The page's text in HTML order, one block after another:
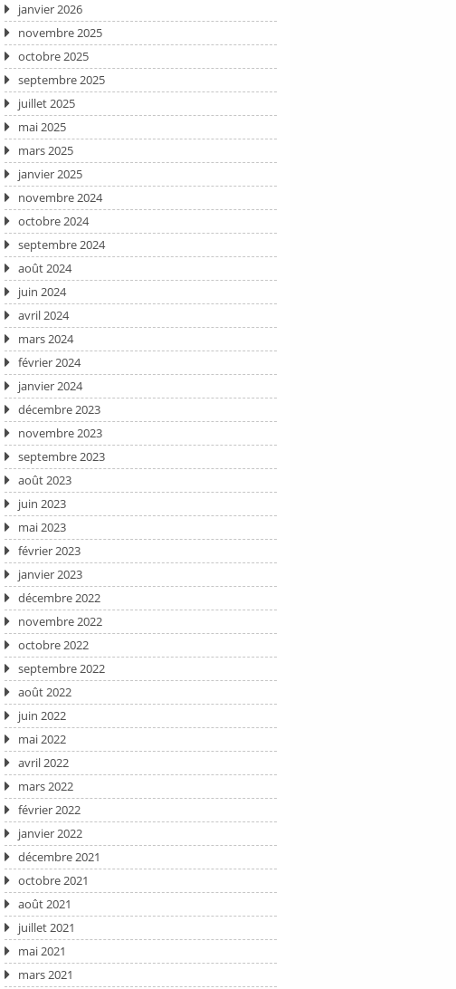
janvier 2026
novembre 2025
octobre 2025
septembre 2025
juillet 2025
mai 2025
mars 2025
janvier 2025
novembre 2024
octobre 2024
septembre 2024
août 2024
juin 2024
avril 2024
mars 2024
février 2024
janvier 2024
décembre 2023
novembre 2023
septembre 2023
août 2023
juin 2023
mai 2023
février 2023
janvier 2023
décembre 2022
novembre 2022
octobre 2022
septembre 2022
août 2022
juin 2022
mai 2022
avril 2022
mars 2022
février 2022
janvier 2022
décembre 2021
octobre 2021
août 2021
juillet 2021
mai 2021
mars 2021